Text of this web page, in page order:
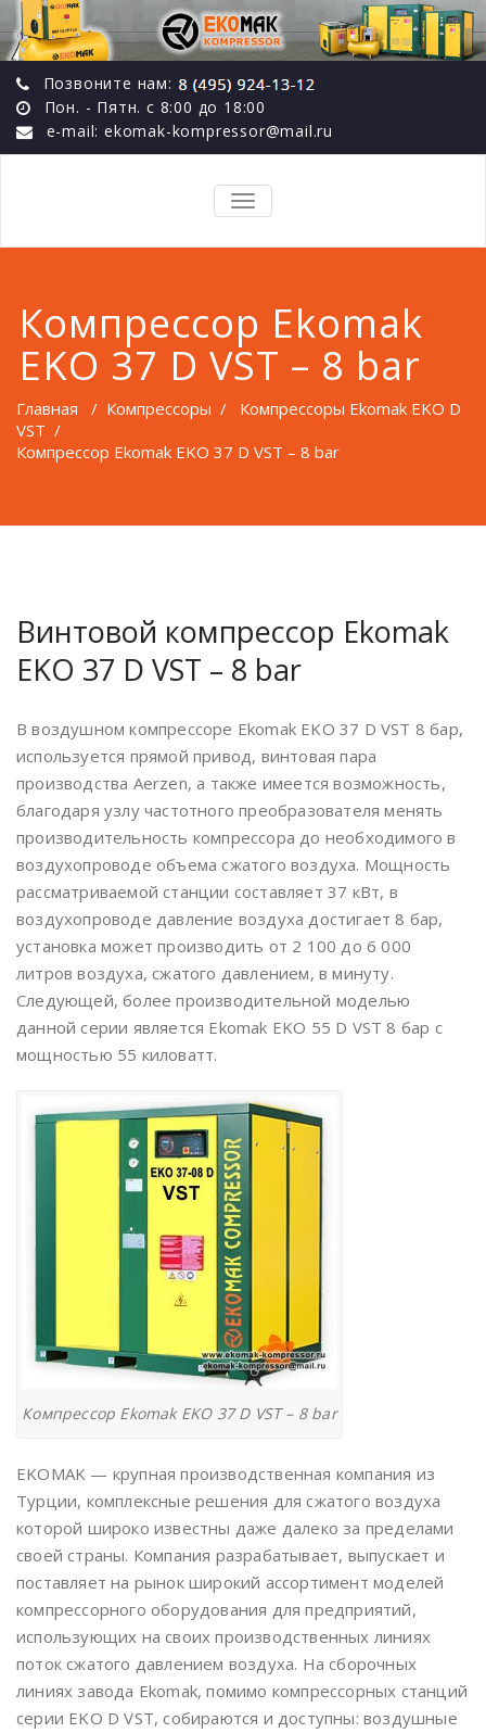
Позвоните нам:
Пон. - Пятн. с 8:00 до 18:00
e-mail: ekomak-kompressor@mail.ru
TOGGLE
Компрессор Ekomak
EKO 37 D VST – 8 bar
Главная / Компрессоры / Компрессоры Ekomak EKO D
VST /
Компрессор Ekomak EKO 37 D VST – 8 bar
Винтовой компрессор Ekomak
EKO 37 D VST – 8 bar
В воздушном компрессоре Ekomak EKO 37 D VST 8 бар,
используется прямой привод, винтовая пара
производства Аerzen, а также имеется возможность,
благодаря узлу частотного преобразователя менять
производительность компрессора до необходимого в
воздухопроводе объема сжатого воздуха. Мощность
рассматриваемой станции составляет 37 кВт, в
воздухопроводе давление воздуха достигает 8 бар,
установка может производить от 2 100 до 6 000
литров воздуха, сжатого давлением, в минуту.
Следующей, более производительной моделью
данной серии является Ekomak EKO 55 D VST 8 бар с
мощностью 55 киловатт.
Компрессор Ekomak EKO 37 D VST – 8 bar
EKOMAK — крупная производственная компания из
Турции, комплексные решения для сжатого воздуха
которой широко известны даже далеко за пределами
своей страны. Компания разрабатывает, выпускает и
поставляет на рынок широкий ассортимент моделей
компрессорного оборудования для предприятий,
использующих на своих производственных линиях
поток сжатого давлением воздуха. На сборочных
линиях завода Ekomak, помимо компрессорных станций
серии EKO D VST, собираются и доступны: воздушные